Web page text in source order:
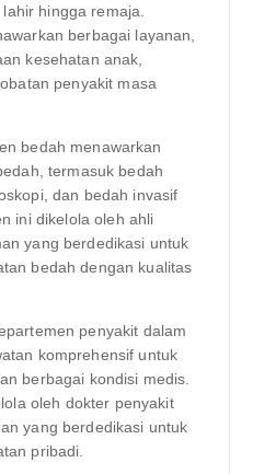
hingga remaja.
berbagai layanan,
kesehatan anak,
penyakit masa
bedah menawarkan
termasuk bedah
dan bedah invasif
ini dikelola oleh ahli
yang berdedikasi untuk
bedah dengan kualitas
penyakit dalam
komprehensif untuk
berbagai kondisi medis.
oleh dokter penyakit
yang berdedikasi untuk
pribadi.